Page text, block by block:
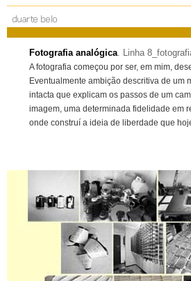
Fotografia analógica. Linha
A fotografia começou por ser, em mim,
Eventualmente ambição descritiva de um
intacta que explicam os passos de um
imagem, uma determinada fidelidade em
onde construí a ideia de liberdade que